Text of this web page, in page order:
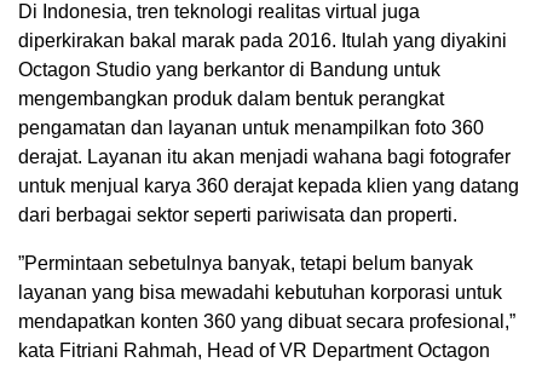
Di Indonesia, tren teknologi realitas virtual juga
diperkirakan bakal marak pada 2016. Itulah yang diyakini
Octagon Studio yang berkantor di Bandung untuk
mengembangkan produk dalam bentuk perangkat
pengamatan dan layanan untuk menampilkan foto 360
derajat. Layanan itu akan menjadi wahana bagi fotografer
untuk menjual karya 360 derajat kepada klien yang datang
dari berbagai sektor seperti pariwisata dan properti.
”Permintaan sebetulnya banyak, tetapi belum banyak
layanan yang bisa mewadahi kebutuhan korporasi untuk
mendapatkan konten 360 yang dibuat secara profesional,”
kata Fitriani Rahmah, Head of VR Department Octagon